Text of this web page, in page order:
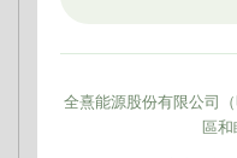
全熹能源股份有限公司
區